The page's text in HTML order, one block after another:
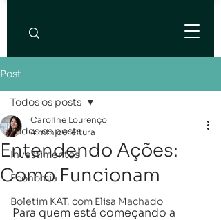
Post
Todos os posts
Investimentos
Economia
Boletim KAT, com Elisa Machado
Todos os posts
Entendendo Ações:
Como Funcionam
Caroline Lourenço
4 min de leitura
Para quem está começando a